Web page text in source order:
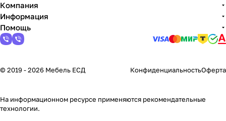
Компания
Информация
Помощь
© 2019 - 2026 Мебель ЕСД КонфиденциальностьОферта
На информационном ресурсе применяются рекомендательные
технологии.